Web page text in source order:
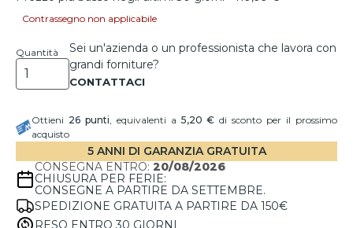
Contrassegno non applicabile
Quantità
Sei un'azienda o un professionista che lavora con
grandi forniture?
Ottieni 26punti, equivalenti a 5,20 € di sconto per il prossimo
acquisto
5 ANNI DI GARANZIA GRATUITA
CONSEGNA ENTRO: 20/08/2026
CHIUSURA PER FERIE:
CONSEGNE A PARTIRE DA SETTEMBRE.
SPEDIZIONE GRATUITA A PARTIRE DA 150€
RESO ENTRO 30 GIORNI